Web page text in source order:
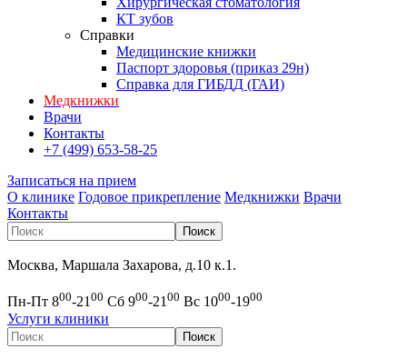
КТ зубов
Справки
Медицинские книжки
Паспорт здоровья (приказ 29н)
Справка для ГИБДД (ГАИ)
Медкнижки
Врачи
Контакты
+7 (499) 653-58-25
Записаться на прием
О клинике Годовое прикрепление Медкнижки Врачи
Контакты
Москва, Маршала Захарова, д.10 к.1.
Пн-Пт 800-2100 Сб 900-2100 Вс 1000-1900
Услуги клиники